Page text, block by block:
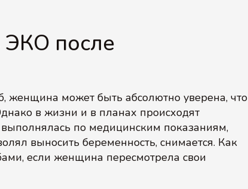
после
женщина может быть абсолютно уверена, что
в жизни и в планах происходят
по медицинским показаниям,
выносить беременность, снимается. Как
если женщина пересмотрела свои